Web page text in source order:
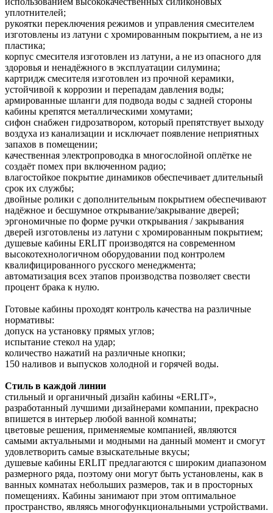
уплотнителей;
рукоятки переключения режимов и управления смесителем
изготовлены из латуни с хромированным покрытием, а не из
пластика;
корпус смесителя изготовлен из латуни, а не из опасного для
здоровья и ненадёжного в эксплуатации силумина;
картридж смесителя изготовлен из прочной керамики,
устойчивой к коррозии и перепадам давления воды;
армированные шланги для подвода воды с задней стороны
кабины крепятся металлическими хомутами;
сифон снабжен гидрозатвором, который препятствует выходу
воздуха из канализации и исключает появление неприятных
запахов в помещении;
качественная электропроводка в многослойной оплётке не
создаёт помех при включенном радио;
влагостойкое покрытие динамиков обеспечивает длительный
срок их службы;
двойные ролики с дополнительным покрытием обеспечивают
надёжное и бесшумное открывание/закрывание дверей;
эргономичные по форме ручки открывания / закрывания
дверей изготовлены из латуни с хромированным покрытием;
душевые кабины ERLIT производятся на современном
высокотехнологичном оборудовании под контролем
квалифицированного русского менеджмента;
автоматизация всех этапов производства позволяет свести
процент брака к нулю.
Готовые кабины проходят контроль качества на различные
нормативы:
допуск на установку прямых углов;
испытание стекол на удар;
количество нажатий на различные кнопки;
150 наливов и выпусков холодной и горячей воды.
Стиль в каждой линии
стильный и органичный дизайн кабины «ERLIT»,
разработанный лучшими дизайнерами компании, прекрасно
впишется в интерьер любой ванной комнаты;
цветовые решения, применяемые компанией, являются
самыми актуальными и модными на данный момент и смогут
удовлетворить самые взыскательные вкусы;
душевые кабины ERLIT предлагаются с широким диапазоном
размерного ряда, поэтому они могут быть установлены, как в
ванных комнатах небольших размеров, так и в просторных
помещениях. Кабины занимают при этом оптимальное
пространство, являясь многофункциональными устройствами.